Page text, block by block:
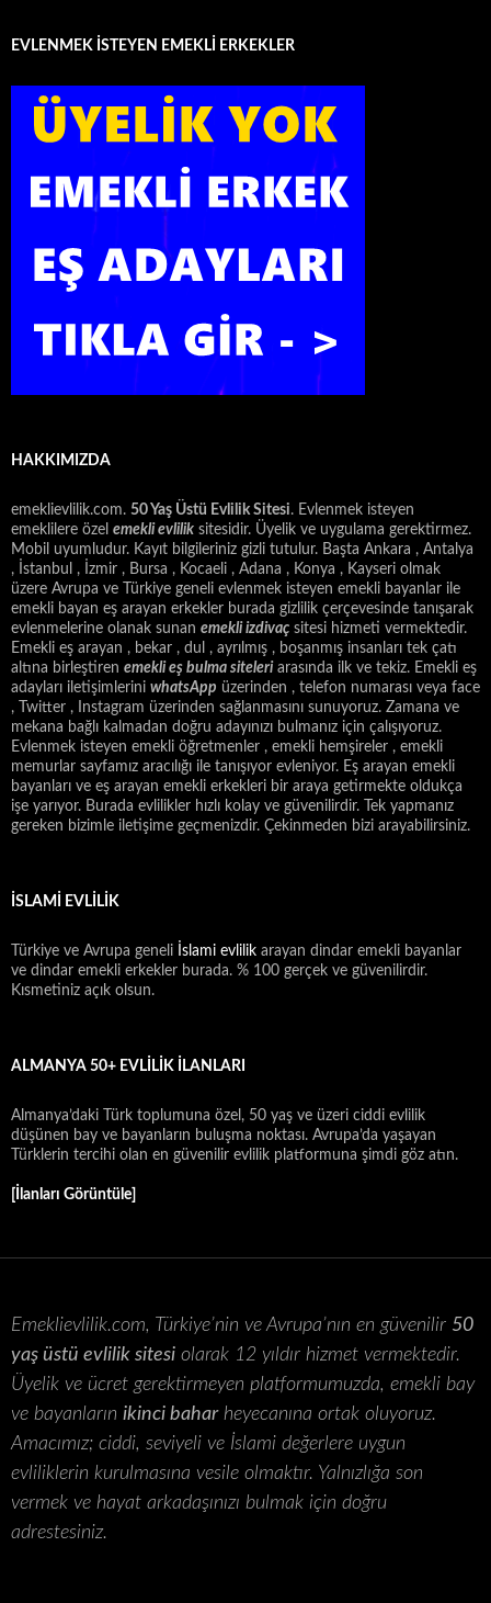
EVLENMEK İSTEYEN EMEKLİ ERKEKLER
HAKKIMIZDA
emeklievlilik.com. 50 Yaş Üstü Evlilik Sitesi. Evlenmek isteyen
emeklilere özel emekli evlilik sitesidir. Üyelik ve uygulama gerektirmez.
Mobil uyumludur. Kayıt bilgileriniz gizli tutulur. Başta Ankara , Antalya
, İstanbul , İzmir , Bursa , Kocaeli , Adana , Konya , Kayseri olmak
üzere Avrupa ve Türkiye geneli evlenmek isteyen emekli bayanlar ile
emekli bayan eş arayan erkekler burada gizlilik çerçevesinde tanışarak
evlenmelerine olanak sunan emekli izdivaç sitesi hizmeti vermektedir.
Emekli eş arayan , bekar , dul , ayrılmış , boşanmış insanları tek çatı
altına birleştiren emekli eş bulma siteleri arasında ilk ve tekiz. Emekli eş
adayları iletişimlerini whatsApp üzerinden , telefon numarası veya face
, Twitter , Instagram üzerinden sağlanmasını sunuyoruz. Zamana ve
mekana bağlı kalmadan doğru adayınızı bulmanız için çalışıyoruz.
Evlenmek isteyen emekli öğretmenler , emekli hemşireler , emekli
memurlar sayfamız aracılığı ile tanışıyor evleniyor. Eş arayan emekli
bayanları ve eş arayan emekli erkekleri bir araya getirmekte oldukça
işe yarıyor. Burada evlilikler hızlı kolay ve güvenilirdir. Tek yapmanız
gereken bizimle iletişime geçmenizdir. Çekinmeden bizi arayabilirsiniz.
İSLAMİ EVLİLİK
Türkiye ve Avrupa geneli İslami evlilik arayan dindar emekli bayanlar
ve dindar emekli erkekler burada. % 100 gerçek ve güvenilirdir.
Kısmetiniz açık olsun.
ALMANYA 50+ EVLILIK İLANLARI
Almanya’daki Türk toplumuna özel, 50 yaş ve üzeri ciddi evlilik
düşünen bay ve bayanların buluşma noktası. Avrupa’da yaşayan
Türklerin tercihi olan en güvenilir evlilik platformuna şimdi göz atın.
[İlanları Görüntüle]
Emeklievlilik.com, Türkiye’nin ve Avrupa’nın en güvenilir 50
yaş üstü evlilik sitesi olarak 12 yıldır hizmet vermektedir.
Üyelik ve ücret gerektirmeyen platformumuzda, emekli bay
ve bayanların ikinci baharheyecanına ortak oluyoruz.
Amacımız; ciddi, seviyeli ve İslami değerlere uygun
evliliklerin kurulmasına vesile olmaktır. Yalnızlığa son
vermek ve hayat arkadaşınızı bulmak için doğru
adrestesiniz.